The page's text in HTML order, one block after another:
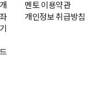
멘토 이용약관
개인정보 취급방침